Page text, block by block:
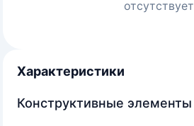
отсутствует
Характеристики
Конструктивные элементы